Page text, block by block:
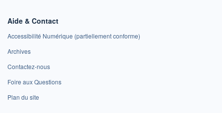
Aide & Contact
Accessibilité Numérique (partiellement conforme)
Archives
Contactez-nous
Foire aux Questions
Plan du site